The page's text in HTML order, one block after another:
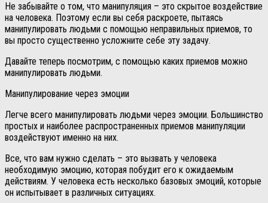
Не забывайте о том, что манипуляция – это скрытое воздействие
на человека. Поэтому если вы себя раскроете, пытаясь
манипулировать людьми с помощью неправильных приемов, то
вы просто существенно усложните себе эту задачу.
Давайте теперь посмотрим, с помощью каких приемов можно
манипулировать людьми.
Манипулирование через эмоции
Легче всего манипулировать людьми через эмоции. Большинство
простых и наиболее распространенных приемов манипуляции
воздействуют именно на них.
Все, что вам нужно сделать – это вызвать у человека
необходимую эмоцию, которая побудит его к ожидаемым
действиям. У человека есть несколько базовых эмоций, которые
он испытывает в различных ситуациях.